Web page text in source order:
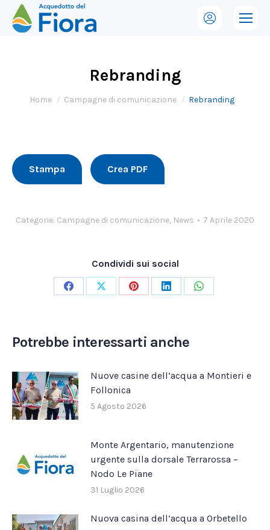
Rebranding
Tu sei qui:
Home Campagne di comunicazione Rebranding
Stampa Crea PDF
Categorie: Campagne di comunicazione, News 7 Aprile 2020
Condividi sui social
CondividiCondividiCondividiCondividiCondividi
Potrebbe interessarti anche
Nuove casine dell’acqua a Montieri e
Follonica
5 Agosto 2026
Monte Argentario, manutenzione
urgente sulla dorsale Terrarossa –
Nodo Le Piane
31 Luglio 2026
Nuova casina dell’acqua a Orbetello